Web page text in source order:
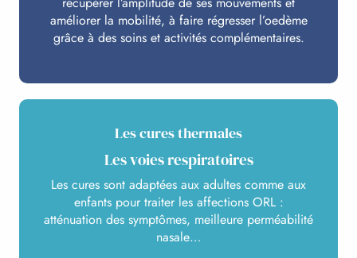
améliorer la mobilité, à faire régresser l’oedème
grâce à des soins et activités complémentaires.
Les cures thermales
Les voies respiratoires
Les cures sont adaptées aux adultes comme aux
enfants pour traiter les affections ORL :
atténuation des symptômes, meilleure perméabilité
nasale…